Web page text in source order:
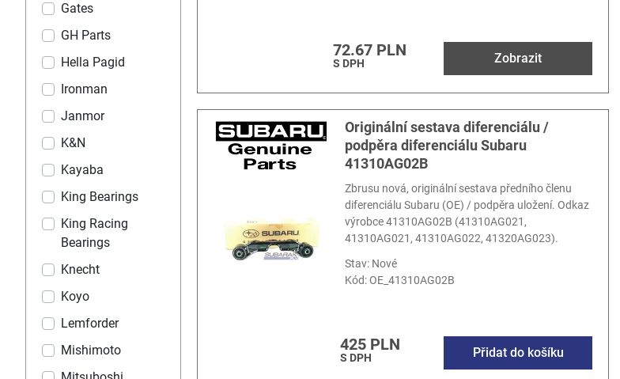
Gates
GH Parts
Hella Pagid
Ironman
Janmor
K&N
Kayaba
King Bearings
King Racing
Bearings
Knecht
Koyo
Lemforder
Mishimoto
72.67 PLN
S DPH Zobrazit
Originální sestava diferenciálu /
podpěra diferenciálu Subaru
41310AG02B
Zbrusu nová, originální sestava předního členu
diferenciálu Subaru (OE) / podpěra uložení. Odkaz
výrobce 41310AG02B (41310AG021,
41310AG021, 41310AG022, 41320AG023).
Stav: Nové
Kód:OE_41310AG02B
425 PLN
S DPH Přidat do košíku